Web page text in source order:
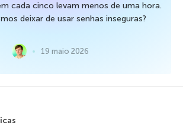
cada cinco levam menos de uma hora.
deixar de usar senhas inseguras?
19 maio 2026